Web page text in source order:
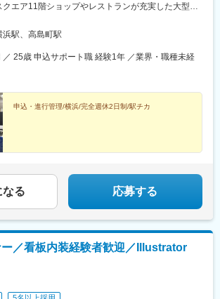
クエア11階ショップやレストランが充実した大型複
＜アクセス＞■JR線「桜木町駅」徒歩7分■みなとみ
みらい駅」徒歩4分■地下鉄ブルーライン「高島町
リアンデッキにより直結。
駅、高島町駅
25歳 申込サポート職 経験1年 ／業界・職種未経
申込・進行管理/横浜/完全週休2日制/駅チカ
なる 応募する
／看板内装経験者歓迎／Illustrator